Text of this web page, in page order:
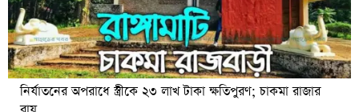
নির্যাতনের অপরাধে স্ত্রীকে ২৩ লাখ টাকা ক্ষতিপুরণ; চাকমা রাজার